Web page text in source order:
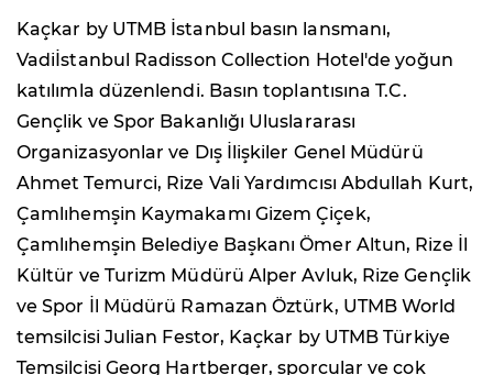
Kaçkar by UTMB İstanbul basın lansmanı,
Vadiİstanbul Radisson Collection Hotel'de yoğun
katılımla düzenlendi. Basın toplantısına T.C.
Gençlik ve Spor Bakanlığı Uluslararası
Organizasyonlar ve Dış İlişkiler Genel Müdürü
Ahmet Temurci, Rize Vali Yardımcısı Abdullah Kurt,
Çamlıhemşin Kaymakamı Gizem Çiçek,
Çamlıhemşin Belediye Başkanı Ömer Altun, Rize İl
Kültür ve Turizm Müdürü Alper Avluk, Rize Gençlik
ve Spor İl Müdürü Ramazan Öztürk, UTMB World
temsilcisi Julian Festor, Kaçkar by UTMB Türkiye
Temsilcisi Georg Hartberger, sporcular ve çok